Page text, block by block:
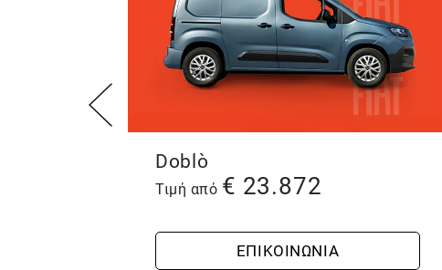
Doblò
Τιμή από € 23.872
ΕΠΙΚΟΙΝΩΝΙΑ